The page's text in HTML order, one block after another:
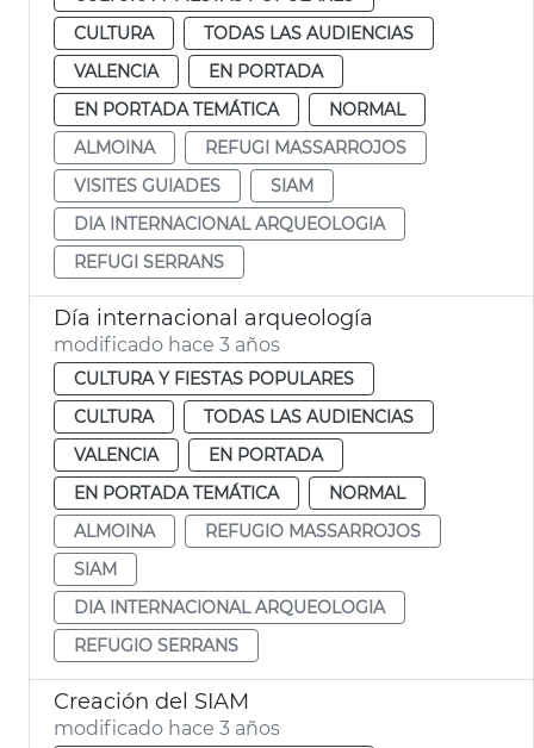
CULTURA
TODAS LAS AUDIENCIAS
VALENCIA
EN PORTADA
EN PORTADA TEMÁTICA
NORMAL
ALMOINA
REFUGI MASSARROJOS
VISITES GUIADES
SIAM
DIA INTERNACIONAL ARQUEOLOGIA
REFUGI SERRANS
Día internacional arqueología
modificado hace 3 años
CULTURA Y FIESTAS POPULARES
CULTURA
TODAS LAS AUDIENCIAS
VALENCIA
EN PORTADA
EN PORTADA TEMÁTICA
NORMAL
ALMOINA
REFUGIO MASSARROJOS
SIAM
DIA INTERNACIONAL ARQUEOLOGIA
REFUGIO SERRANS
Creación del SIAM
modificado hace 3 años